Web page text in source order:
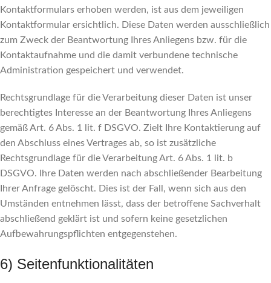
Kontaktformulars erhoben werden, ist aus dem jeweiligen
Kontaktformular ersichtlich. Diese Daten werden ausschließlich
zum Zweck der Beantwortung Ihres Anliegens bzw. für die
Kontaktaufnahme und die damit verbundene technische
Administration gespeichert und verwendet.
Rechtsgrundlage für die Verarbeitung dieser Daten ist unser
berechtigtes Interesse an der Beantwortung Ihres Anliegens
gemäß Art. 6 Abs. 1 lit. f DSGVO. Zielt Ihre Kontaktierung auf
den Abschluss eines Vertrages ab, so ist zusätzliche
Rechtsgrundlage für die Verarbeitung Art. 6 Abs. 1 lit. b
DSGVO. Ihre Daten werden nach abschließender Bearbeitung
Ihrer Anfrage gelöscht. Dies ist der Fall, wenn sich aus den
Umständen entnehmen lässt, dass der betroffene Sachverhalt
abschließend geklärt ist und sofern keine gesetzlichen
Aufbewahrungspflichten entgegenstehen.
6) Seitenfunktionalitäten